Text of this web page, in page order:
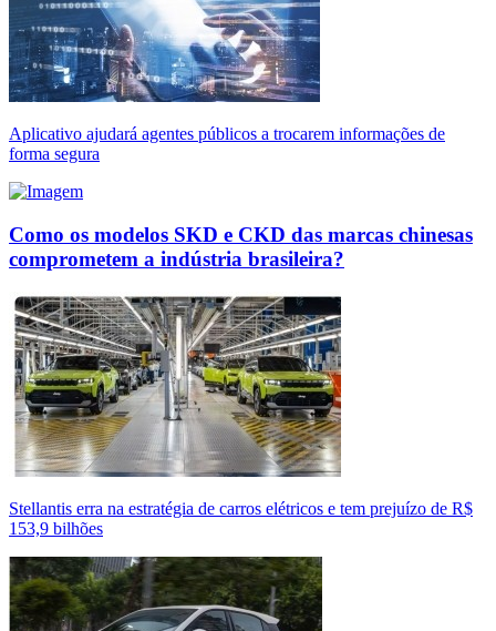
Aplicativo ajudará agentes públicos a trocarem informações de
forma segura
Como os modelos SKD e CKD das marcas chinesas
comprometem a indústria brasileira?
Stellantis erra na estratégia de carros elétricos e tem prejuízo de R$
153,9 bilhões